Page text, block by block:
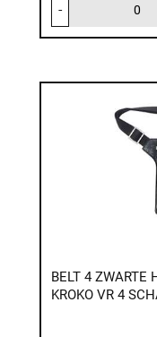
-
BELT 4 ZWARTE
KROKO VR 4